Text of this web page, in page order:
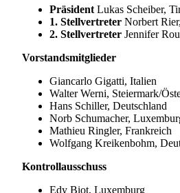
Präsident Lukas Scheiber,
1. Stellvertreter Norbert
2. Stellvertreter Jennifer
Vorstandsmitglieder
Giancarlo Gigatti, Italien
Walter Werni, Steiermark/
Hans Schiller, Deutschland
Norb Schumacher,
Mathieu Ringler, Frankreich
Wolfgang Kreikenbohm,
Kontrollausschuss
Edy Biot, Luxemburg